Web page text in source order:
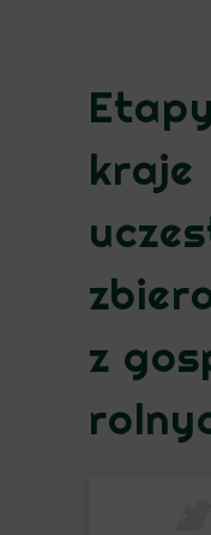
kraje
z